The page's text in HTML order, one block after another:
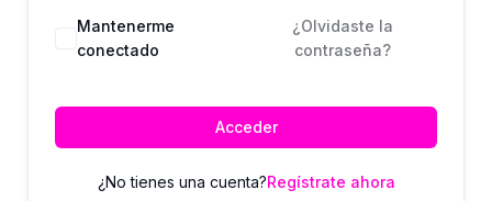
Mantenerme
conectado
¿Olvidaste la
contraseña?
Acceder
¿No tienes una cuenta?Regístrate ahora